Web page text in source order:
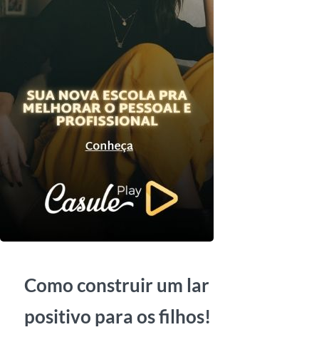
Como construir um lar
positivo para os filhos!